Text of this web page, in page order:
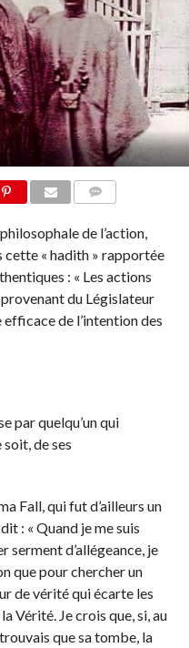
de l’action,
cette « hadith » rapportée
: « Les actions
du Législateur
de l’intention des
par quelqu’un qui
de ses
Fall, qui fut d’ailleurs un
: « Quand je me suis
serment d’allégeance, je
que pour chercher un
de vérité qui écarte les
Vérité. Je crois que, si, au
que sa tombe, la